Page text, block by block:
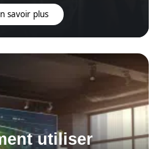
savoir plus
utiliser